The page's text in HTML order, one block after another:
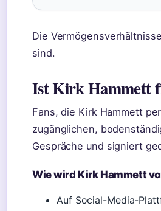
Die
sind.
Ist Kirk Hammett
Fans, die Kirk Hammett
zugänglichen,
Gespräche und signiert
Wie wird Kirk Hammett
Auf Social-Media-